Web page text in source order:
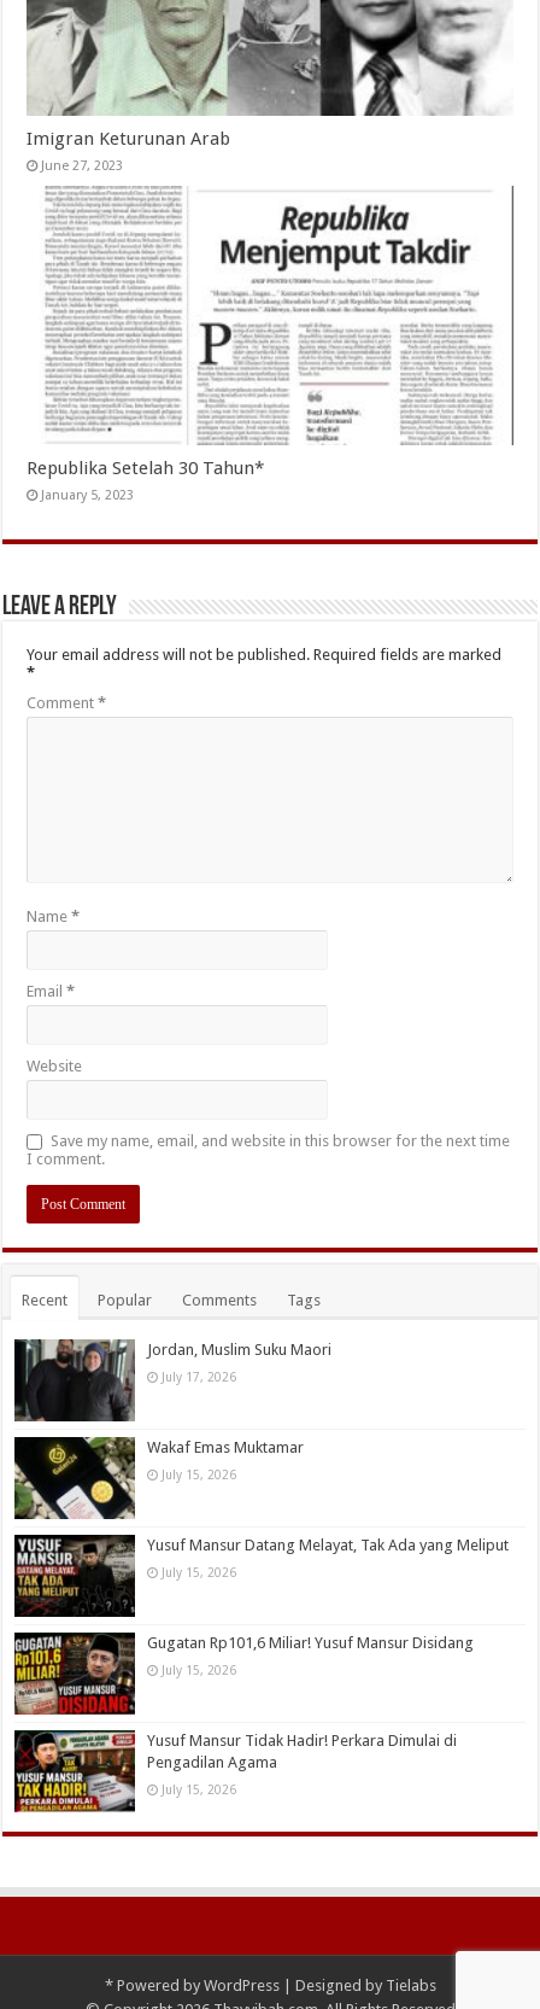
Imigran Keturunan Arab
June 27, 2023
Republika Setelah 30 Tahun*
January 5, 2023
Leave a Reply
Your email address will not be published. Required fields are marked
*
Comment*
Name*
Email*
Website
Save my name, email, and website in this browser for the next time
I comment.
Recent Popular Comments Tags
Jordan, Muslim Suku Maori
July 17, 2026
Wakaf Emas Muktamar
July 15, 2026
Yusuf Mansur Datang Melayat, Tak Ada yang Meliput
July 15, 2026
Gugatan Rp101,6 Miliar! Yusuf Mansur Disidang
July 15, 2026
Yusuf Mansur Tidak Hadir! Perkara Dimulai di
Pengadilan Agama
July 15, 2026
*Powered by WordPress| Designed by Tielabs